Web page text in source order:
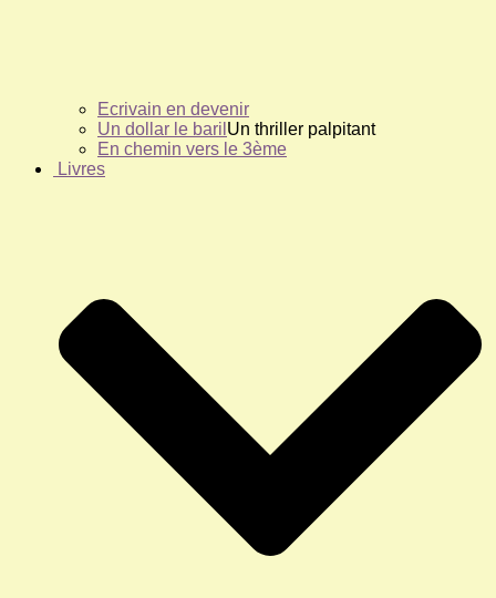
Ecrivain en devenir
Un dollar le baril Un thriller palpitant
En chemin vers le 3ème
Livres